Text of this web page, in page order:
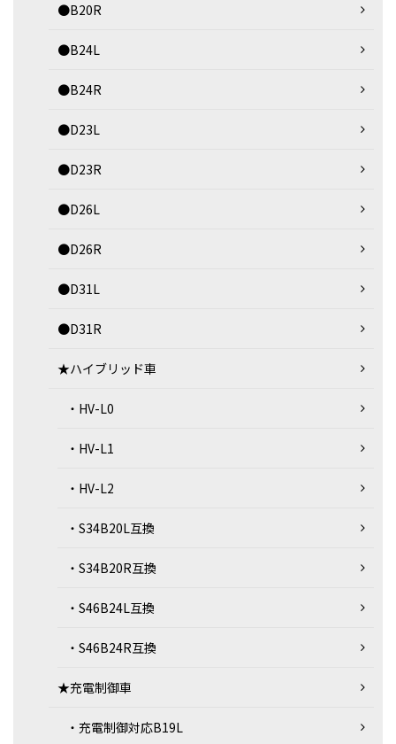
●B20R
●B24L
●B24R
●D23L
●D23R
●D26L
●D26R
●D31L
●D31R
★ハイブリッド車
・HV-L0
・HV-L1
・HV-L2
・S34B20L互換
・S34B20R互換
・S46B24L互換
・S46B24R互換
★充電制御車
・充電制御対応B19L